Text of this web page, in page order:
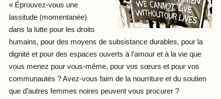
« Éprouvez-vous une
lassitude (momentanée)
dans la lutte pour les droits
humains, pour des moyens de subsistance durables, pour la
dignité et pour des espaces ouverts à l’amour et à la vie que
vous menez pour vous-même, pour vos sœurs et pour vos
communautés ? Avez-vous faim de la nourriture et du soutien
que d’autres femmes noires peuvent vous procurer ?